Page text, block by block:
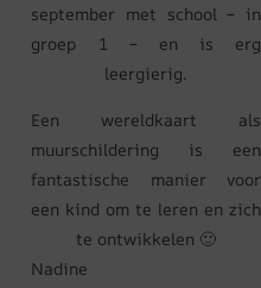
september met school – in
groep 1 – en is erg
leergierig.
Een wereldkaart als
muurschildering is een
fantastische manier voor
een kind om te leren en zich
te ontwikkelen 🙂
Nadine